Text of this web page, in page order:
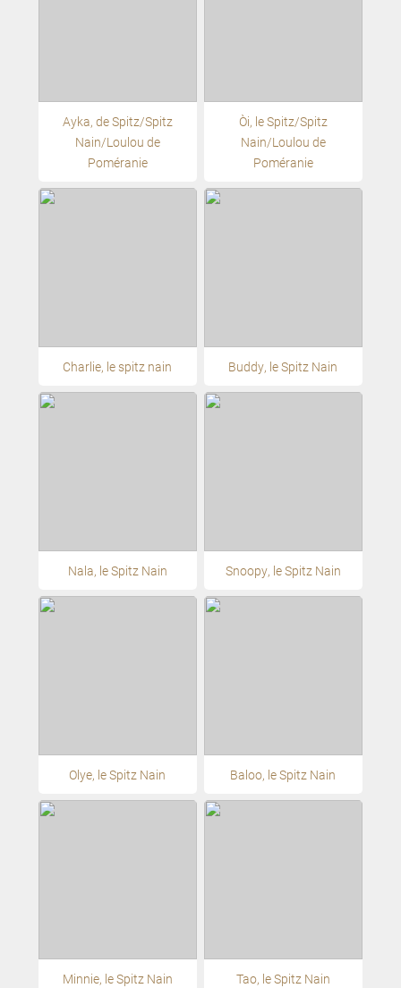
Ayka, de Spitz/Spitz
Nain/Loulou de
Poméranie
Oči, le Spitz/Spitz
Nain/Loulou de
Poméranie
Charlie, le spitz nain Buddy, le Spitz Nain
Nala, le Spitz Nain Snoopy, le Spitz Nain
Olye, le Spitz Nain Baloo, le Spitz Nain
Minnie, le Spitz Nain Tao, le Spitz Nain